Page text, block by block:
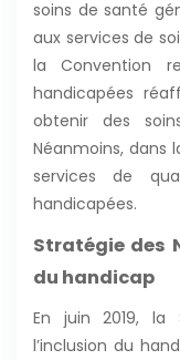
soins de santé
aux services de
la Convention
handicapées
obtenir des
Néanmoins, dans
services de
handicapées.
Stratégie des
du handicap
En juin 2019, la
l’inclusion du